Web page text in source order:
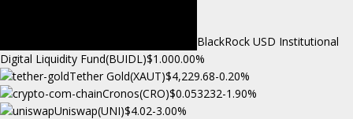
BlackRock USD Institutional
Digital Liquidity Fund(BUIDL)$1.000.00%
Tether Gold(XAUT)$4,229.68-0.20%
Cronos(CRO)$0.053232-1.90%
Uniswap(UNI)$4.02-3.00%